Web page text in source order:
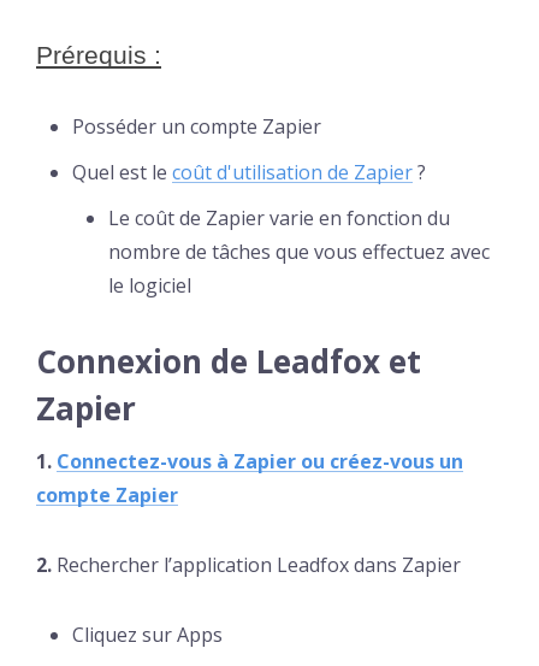
Prérequis :
Posséder un compte Zapier
Quel est le coût d'utilisation de Zapier?
Le coût de Zapier varie en fonction du
nombre de tâches que vous effectuez avec
le logiciel
Connexion de Leadfox et
Zapier
1. Connectez-vous à Zapier ou créez-vous un
compte Zapier
2. Rechercher l’application Leadfox dans Zapier
Cliquez sur Apps